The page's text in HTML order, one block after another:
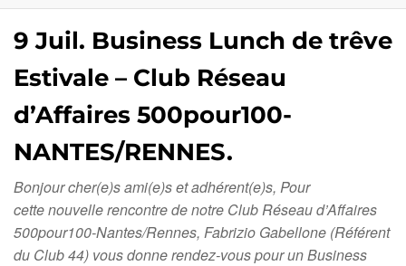
9 Juil. Business Lunch de trêve
Estivale – Club Réseau
d’Affaires 500pour100-
NANTES/RENNES.
Bonjour cher(e)s ami(e)s et adhérent(e)s, Pour
cette nouvelle rencontre de notre Club Réseau d’Affaires
500pour100-Nantes/Rennes, Fabrizio Gabellone (Référent
du Club 44) vous donne rendez-vous pour un Business